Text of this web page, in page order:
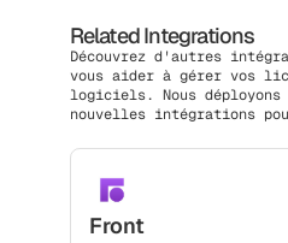
Related Integrations
Découvrez d'autres
vous aider à gérer vos
logiciels. Nous déployons
nouvelles intégrations
Front